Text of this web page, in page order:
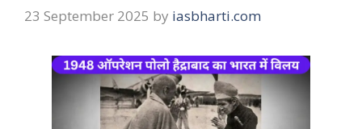
23 September 2025 by iasbharti.com